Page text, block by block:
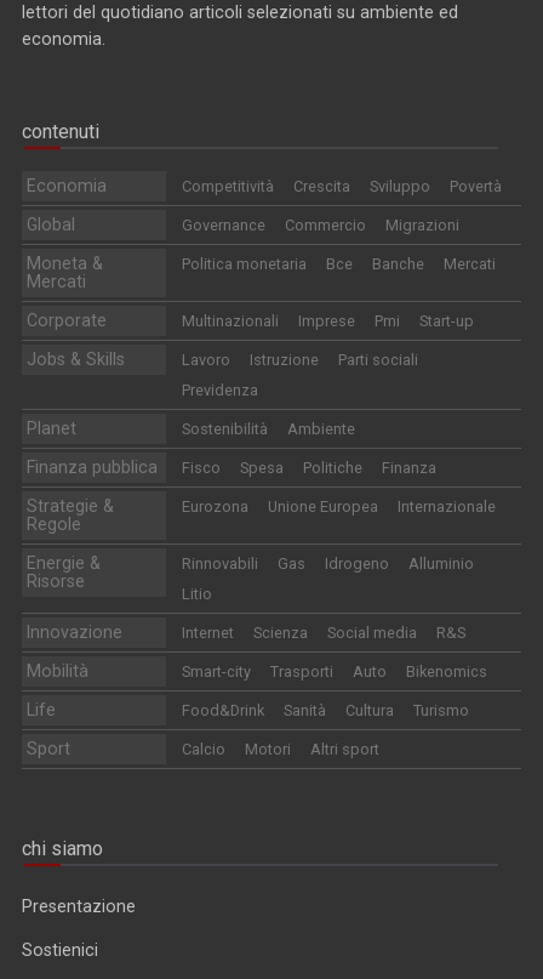
lettori del quotidiano articoli selezionati su ambiente ed
economia.
contenuti
Economia Competitività Crescita Sviluppo Povertà
Global Governance Commercio Migrazioni
Moneta &
Mercati
Politica monetaria Bce Banche Mercati
Corporate Multinazionali Imprese Pmi Start-up
Jobs & Skills Lavoro Istruzione
Parti sociali
Previdenza
Planet Sostenibilità Ambiente
Finanza pubblica Fisco Spesa Politiche Finanza
Strategie &
Regole
Eurozona Unione Europea Internazionale
Energie &
Risorse
Rinnovabili Gas Idrogeno
Alluminio
Litio
Innovazione Internet Scienza Social media R&S
Mobilità Smart-city Trasporti Auto Bikenomics
Life Food&Drink Sanità Cultura Turismo
Sport Calcio Motori Altri sport
chi siamo
Presentazione
Sostienici